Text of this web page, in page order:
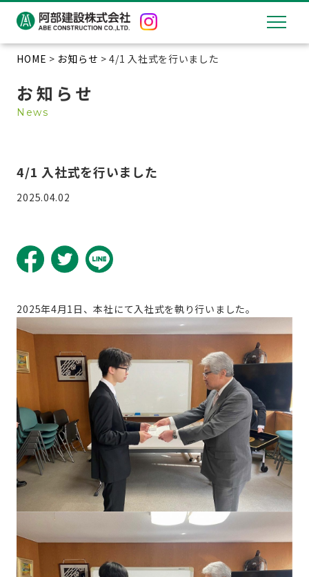
HOME > お知らせ > 4/1 入社式を行いました
お知らせ
News
4/1 入社式を行いました
2025.04.02
2025年4月1日、本社にて入社式を執り行いました。